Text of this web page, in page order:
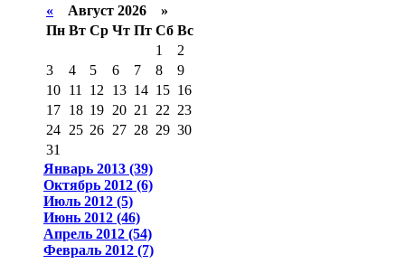
« Август 2026 »
Пн Вт Ср Чт Пт Сб Вс
1
2
3
4 5 6 7 8
9
10 11 12 13 14 15 16
17 18 19 20 21 22 23
24 25 26 27 28 29 30
31
Январь 2013 (39)
Октябрь 2012 (6)
Июль 2012 (5)
Июнь 2012 (46)
Апрель 2012 (54)
Февраль 2012 (7)